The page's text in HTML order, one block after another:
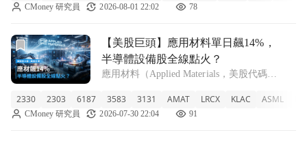
當天收跌7.35%，創近期單日最大跌幅。問題
CMoney 研究員 2026-08-01 22:02 78
前往【美股巨頭】應用材料單日飆14%，半導體設備股全線
【美股巨頭】應用材料單日飆14%，
半導體設備股全線點火？
應用材料（Applied Materials，美股代碼
501.77美元。觸發點是微軟與科林研發（Lam
Research）財報雙雙超預期，帶動費城半導體
2330 2303 6187 3583 3131 AMAT LRCX KLAC ASML
CMoney 研究員 2026-07-30 22:04 91